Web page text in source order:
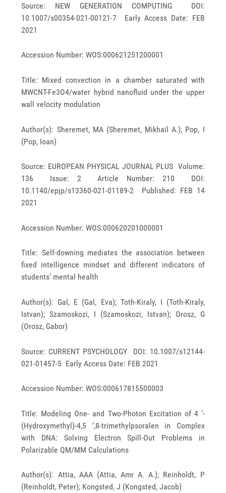
Source: NEW GENERATION COMPUTING DOI:
10.1007/s00354-021-00121-7 Early Access Date: FEB
2021
Accession Number: WOS:000621251200001
Title: Mixed convection in a chamber saturated with
MWCNT-Fe3O4/water hybrid nanofluid under the upper
wall velocity modulation
Author(s): Sheremet, MA (Sheremet, Mikhail A.); Pop, I
(Pop, Ioan)
Source: EUROPEAN PHYSICAL JOURNAL PLUS Volume:
136 Issue: 2 Article Number: 210 DOI:
10.1140/epjp/s13360-021-01189-2 Published: FEB 14
2021
Accession Number: WOS:000620201000001
Title: Self-downing mediates the association between
fixed intelligence mindset and different indicators of
students’ mental health
Author(s): Gal, E (Gal, Eva); Toth-Kiraly, I (Toth-Kiraly,
Istvan); Szamoskozi, I (Szamoskozi, Istvan); Orosz, G
(Orosz, Gabor)
Source: CURRENT PSYCHOLOGY DOI: 10.1007/s12144-
021-01457-5 Early Access Date: FEB 2021
Accession Number: WOS:000617815500003
Title: Modeling One- and Two-Photon Excitation of 4 ‘-
(Hydroxymethyl)-4,5 ‘,8-trimethylpsoralen in Complex
with DNA: Solving Electron Spill-Out Problems in
Polarizable QM/MM Calculations
Author(s): Attia, AAA (Attia, Amr A. A.); Reinholdt, P
(Reinholdt, Peter); Kongsted, J (Kongsted, Jacob)